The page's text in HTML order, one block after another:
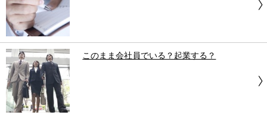
このまま会社員でいる？起業する？